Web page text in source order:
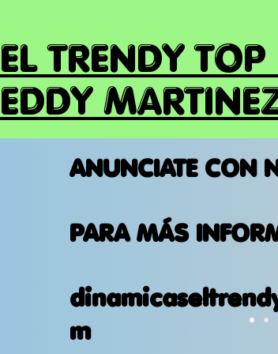
EL TRENDY
EDDY
ANUNCIATE CON
PARA MÁS
m